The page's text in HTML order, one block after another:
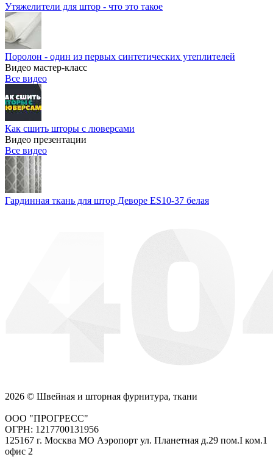
Утяжелители для штор - что это такое
Поролон - один из первых синтетических утеплителей
Видео мастер-класс
Все видео
Как сшить шторы с люверсами
Видео презентации
Все видео
Гардинная ткань для штор Деворе ES10-37 белая
2026 © Швейная и шторная фурнитура, ткани
ООО "ПРОГРЕСС"
ОГРН: 1217700131956
125167 г. Москва МО Аэропорт ул. Планетная д.29 пом.I ком.1
офис 2